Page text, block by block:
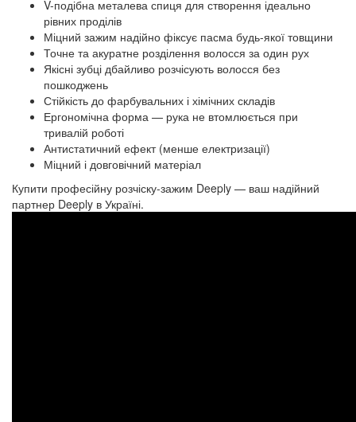
V-подібна металева спиця для створення ідеально
рівних проділів
Міцний зажим надійно фіксує пасма будь-якої товщини
Точне та акуратне розділення волосся за один рух
Якісні зубці дбайливо розчісують волосся без
пошкоджень
Стійкість до фарбувальних і хімічних складів
Ергономічна форма — рука не втомлюється при
тривалій роботі
Антистатичний ефект (менше електризації)
Міцний і довговічний матеріал
Купити професійну розчіску-зажим Deeply — ваш надійний
партнер Deeply в Україні.